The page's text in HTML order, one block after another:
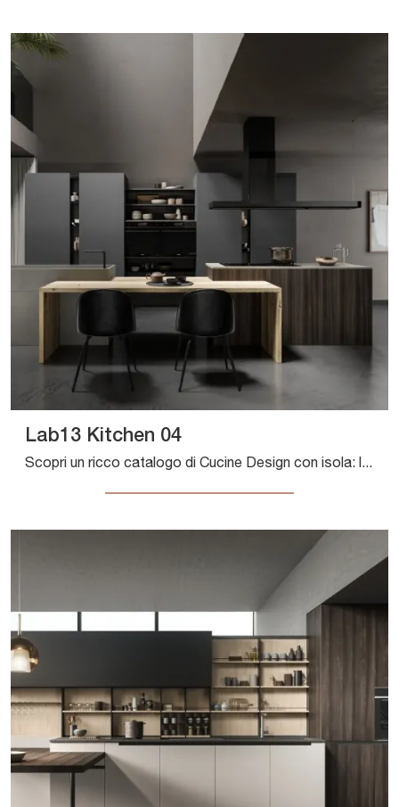
Lab13 Kitchen 04
Scopri un ricco catalogo di Cucine Design con isola: la cucina Lab13 Kitchen 04 Aran è finalmente disponibile in HPL!